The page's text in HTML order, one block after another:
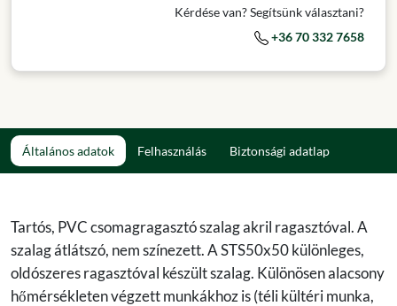
Kérdése van? Segítsünk választani?
+36 70 332 7658
Általános adatok Felhasználás Biztonsági adatlap
Tartós, PVC csomagragasztó szalag akril ragasztóval. A
szalag átlátszó, nem színezett. A STS50x50 különleges,
oldószeres ragasztóval készült szalag. Különösen alacsony
hőmérsékleten végzett munkákhoz is (téli kültéri munka,